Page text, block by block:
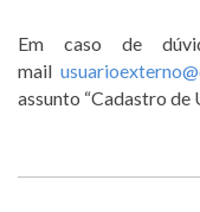
Em caso de
mail
assunto “Cadastro de